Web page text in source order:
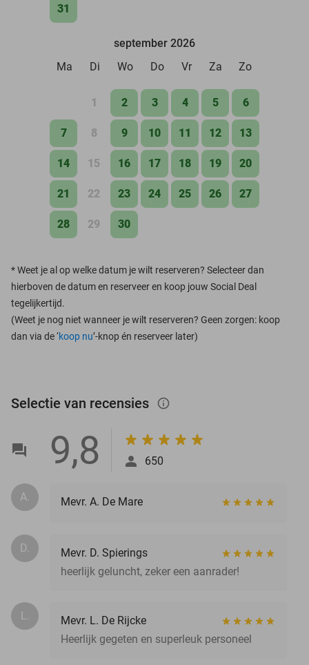
31
september 2026
Ma
Di Wo Do Vr Za Zo
1 2 3 4 5 6
7 8 9 10 11 12 13
14 15 16 17 18 19 20
21 22 23 24 25 26 27
28 29 30
*Weet je al op welke datum je wilt reserveren? Selecteer dan
hierboven de datum en reserveer en koop jouw Social Deal
tegelijkertijd.
(Weet je nog niet wanneer je wilt reserveren? Geen zorgen: koop
dan via de ‘koop nu’-knop én reserveer later)
Selectie van recensies info_outlined
9,8 650
A. Mevr. A. De Mare
D.
Mevr. D. Spierings
heerlijk geluncht, zeker een aanrader!
L.
Mevr. L. De Rijcke
Heerlijk gegeten en superleuk personeel